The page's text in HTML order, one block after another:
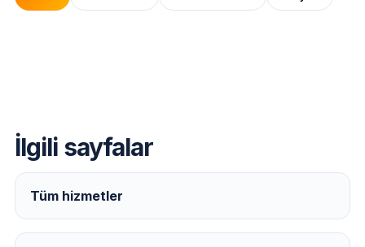
İlgili sayfalar
Tüm hizmetler